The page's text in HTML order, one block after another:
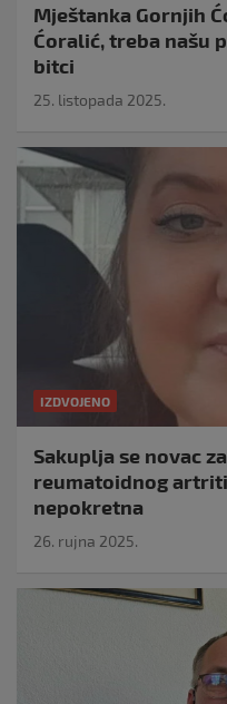
Mještanka Gornjih
Ćoralić, treba našu
bitci
25. listopada 2025.
IZDVOJENO
Sakuplja se novac
reumatoidnog
nepokretna
26. rujna 2025.